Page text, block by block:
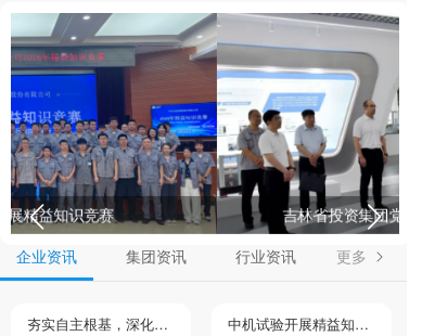
o
n
吉林省投资集团党委书记、董事长刘红一行到访中机试验
企业资讯
集团资讯 行业资讯 更多
夯实自主根基，深化交流共进 | 第十七届试验与测试技术发展论坛顺利召开 中机试验开展精益知识竞赛